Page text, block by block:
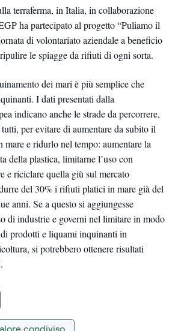
terraferma, in Italia, in collaborazione
ha partecipato al progetto “Puliamo il
di volontariato aziendale a beneficio
le spiagge da rifiuti di ogni sorta.
dei mari è più semplice che
I dati presentati dalla
indicano anche le strade da percorrere,
per evitare di aumentare da subito il
e ridurlo nel tempo: aumentare la
della plastica, limitarne l’uso con
e riciclare quella giù sul mercato
del 30% i rifiuti platici in mare già del
anni. Se a questo si aggiungesse
di industrie e governi nel limitare in modo
prodotti e liquami inquinanti in
si potrebbero ottenere risultati